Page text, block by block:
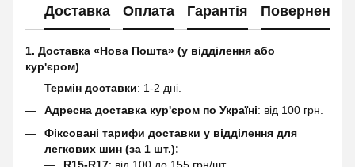
Доставка Оплата Гарантія Повернення
1. Доставка «Нова Пошта» (у відділення або
кур'єром)
Термін доставки: 1-2 дні.
Адресна доставка кур'єром по Україні: від 100 грн.
Фіксовані тарифи доставки у відділення для
легкових шин (за 1 шт.):
R15-R17: від 100 до 155 грн/шт.